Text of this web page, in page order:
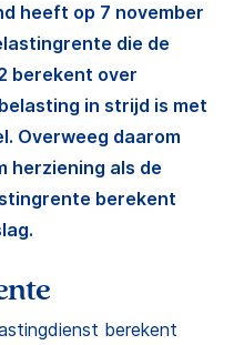
heeft op 7 november
die de
berekent over
in strijd is met
Overweeg daarom
herziening als de
berekent
berekent